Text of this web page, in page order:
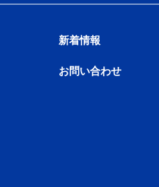
新着情報
お問い合わせ